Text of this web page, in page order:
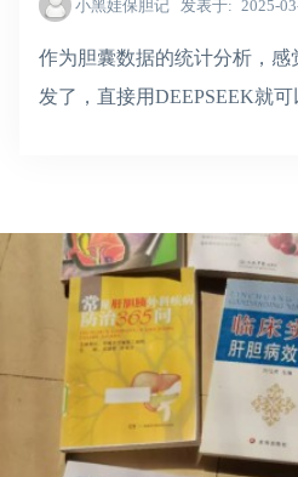
小黑娃保胆记 发表于 2025-
作为胆囊数据的统计分析，
发了，直接用DEEPSEEK就可